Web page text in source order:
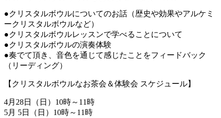
●クリスタルボウルについてのお話（歴史や効果やアルケミ
ークリスタルボウルなど）
●クリスタルボウルレッスンで学べることについて
●クリスタルボウルの演奏体験
●奏でて頂き、音色を通じて感じたことをフィードバック
（リーディング）
【クリスタルボウルなお茶会＆体験会 スケジュール】
4月28日（日）10時～11時
5月 5日（日）10時～11時